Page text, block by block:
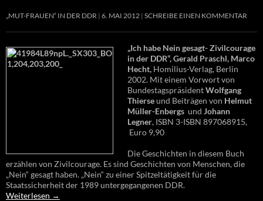
„MUT-FRAUEN“ IN DER DDR 6. MAI 2012 SCHREIBE EINEN KOMMENTAR
„Ich habe Nein gesagt- Zivilcourage
in der DDR“, Gerald Praschl, Marco
Hecht, Homilius-Verlag, Berlin
2002. Mit einem Vorwort von
BundestagspräsidentWolfgang
Thierseund Beiträgen von Helmut
Müller-Enbergs und Johann
Legner, ISBN 3-ISBN 897068915,
Euro 9,90
Die Geschichten in diesem Buch
erzählen von Zivilcourage. Es sind Geschichten von Menschen, die
„Nein“ gesagt haben. „Nein“ zu einer Spitzeltätigkeit für die
Staatssicherheit der 1989 untergegangenen DDR.
Weiterlesen →